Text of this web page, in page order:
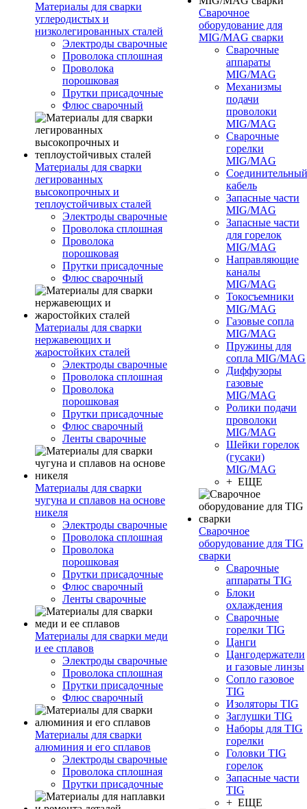
Материалы для сварки
углеродистых и
низколегированных сталей
Электроды сварочные
Проволока сплошная
Проволока
порошковая
Прутки присадочные
Флюс сварочный
Материалы для сварки
легированных
высокопрочных и
теплоустойчивых сталей
Электроды сварочные
Проволока сплошная
Проволока
порошковая
Прутки присадочные
Флюс сварочный
Материалы для сварки
нержавеющих и
жаростойких сталей
Электроды сварочные
Проволока сплошная
Проволока
порошковая
Прутки присадочные
Флюс сварочный
Ленты сварочные
Материалы для сварки
чугуна и сплавов на основе
никеля
Электроды сварочные
Проволока сплошная
Проволока
порошковая
Прутки присадочные
Флюс сварочный
Ленты сварочные
Материалы для сварки меди
и ее сплавов
Электроды сварочные
Проволока сплошная
Прутки присадочные
Флюс сварочный
Материалы для сварки
алюминия и его сплавов
Электроды сварочные
Проволока сплошная
Прутки присадочные
Сварочное
оборудование для
MIG/MAG сварки
Сварочные
аппараты
MIG/MAG
Механизмы
подачи
проволоки
MIG/MAG
Сварочные
горелки
MIG/MAG
Соединительный
кабель
Запасные части
MIG/MAG
Запасные части
для горелок
MIG/MAG
Направляющие
каналы
MIG/MAG
Токосъемники
MIG/MAG
Газовые сопла
MIG/MAG
Пружины для
сопла MIG/MAG
Диффузоры
газовые
MIG/MAG
Ролики подачи
проволоки
MIG/MAG
Шейки горелок
(гусаки)
MIG/MAG
+ ЕЩЕ
Сварочное
оборудование для TIG
сварки
Сварочные
аппараты TIG
Блоки
охлаждения
Сварочные
горелки TIG
Цанги
Цангодержатели
и газовые линзы
Сопло газовое
TIG
Изоляторы TIG
Заглушки TIG
Наборы для TIG
горелки
Головки TIG
горелок
Запасные части
TIG
+ ЕЩЕ